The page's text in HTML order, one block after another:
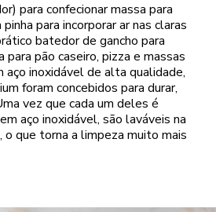
para confecionar massa para
para incorporar ar nas claras
batedor de gancho para
para pão caseiro, pizza e massas
aço inoxidável de alta qualidade,
foram concebidos para durar,
vez que cada um deles é
aço inoxidável, são laváveis na
o que torna a limpeza muito mais